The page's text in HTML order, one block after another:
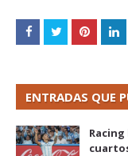
ENTRADAS QUE